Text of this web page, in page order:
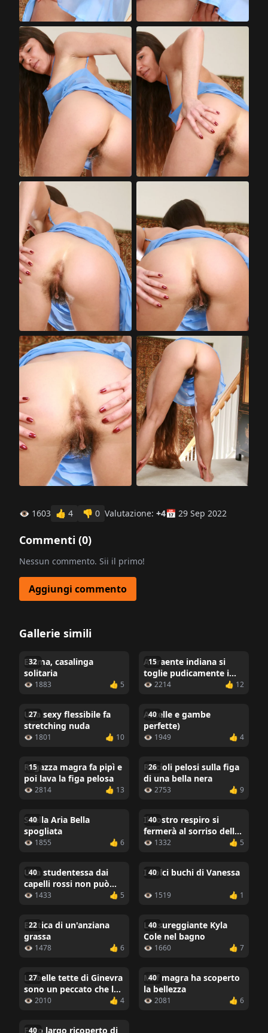
👁 1603 👍 4 👎 0 Valutazione: +4📅 29 Sep 2022
Commenti (0)
Nessun commento. Sii il primo!
Aggiungi commento
Gallerie simili
32
Emma, casalinga
solitaria
👁 1883 👍 5
15
Attraente indiana si
toglie pudicamente i
vestiti
👁 2214 👍 12
27
Una sexy flessibile fa
stretching nuda
👁 1801 👍 10
40
Ascelle e gambe
perfette)
👁 1949 👍 4
15
Ragazza magra fa pipì e
poi lava la figa pelosa
👁 2814 👍 13
26
Riccioli pelosi sulla figa
di una bella nera
👁 2753 👍 9
40
Snella Aria Bella
spogliata
👁 1855 👍 6
40
Il vostro respiro si
fermerà al sorriso della
ragazza
👁 1332 👍 5
40
Una studentessa dai
capelli rossi non può
depilarsi le parti intime
👁 1433 👍 5
40
I dolci buchi di Vanessa
👁 1519 👍 1
22
Erotica di un'anziana
grassa
👁 1478 👍 6
40
Lussureggiante Kyla
Cole nel bagno
👁 1660 👍 7
27
Le belle tette di Ginevra
sono un peccato che la
figa non sia visibile
👁 2010 👍 4
40
Milf magra ha scoperto
la bellezza
👁 2081 👍 6
40
Foro largo ricoperto di